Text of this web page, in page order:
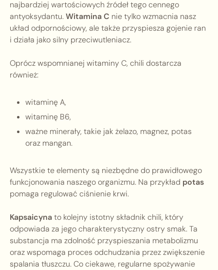
najbardziej wartościowych źródeł tego cennego
antyoksydantu.Witamina C nie tylko wzmacnia nasz
układ odpornościowy, ale także przyspiesza gojenie ran
i działa jako silny przeciwutleniacz.
Oprócz wspomnianej witaminy C, chili dostarcza
również:
witaminę A,
witaminę B6,
ważne minerały, takie jak żelazo, magnez, potas
oraz mangan.
Wszystkie te elementy są niezbędne do prawidłowego
funkcjonowania naszego organizmu. Na przykład potas
pomaga regulować ciśnienie krwi.
Kapsaicynato kolejny istotny składnik chili, który
odpowiada za jego charakterystyczny ostry smak. Ta
substancja ma zdolność przyspieszania metabolizmu
oraz wspomaga proces odchudzania przez zwiększenie
spalania tłuszczu. Co ciekawe, regularne spożywanie